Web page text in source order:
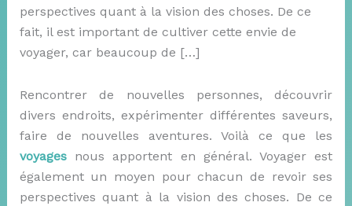
perspectives quant à la vision des choses. De ce
fait, il est important de cultiver cette envie de
voyager, car beaucoup de […]
Rencontrer de nouvelles personnes, découvrir
divers endroits, expérimenter différentes saveurs,
faire de nouvelles aventures. Voilà ce que les
voyagesnous apportent en général. Voyager est
également un moyen pour chacun de revoir ses
perspectives quant à la vision des choses. De ce